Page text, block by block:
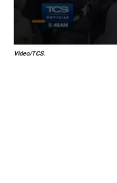
0
s
Video/TCS.